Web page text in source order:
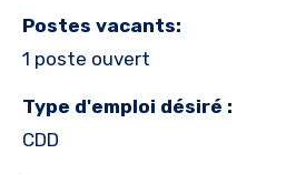
Postes vacants:
1 poste ouvert
Type d'emploi désiré :
CDD